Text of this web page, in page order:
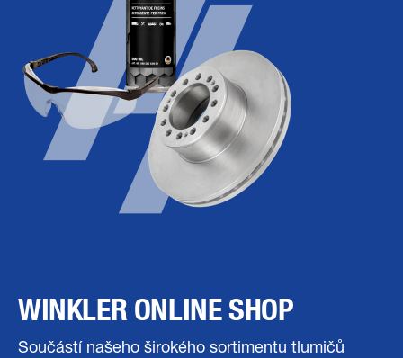
WINKLER ONLINE SHOP
Součástí našeho širokého sortimentu tlumičů